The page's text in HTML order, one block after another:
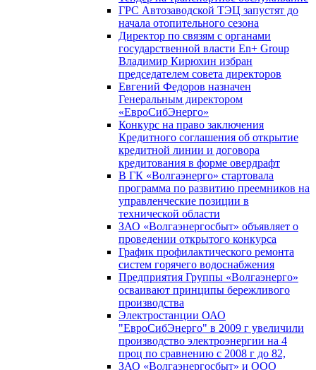
ГРС Автозаводской ТЭЦ запустят до
начала отопительного сезона
Директор по связям с органами
государственной власти En+ Group
Владимир Кирюхин избран
председателем совета директоров
Евгений Федоров назначен
Генеральным директором
«ЕвроСибЭнерго»
Конкурс на право заключения
Кредитного соглашения об открытие
кредитной линии и договора
кредитования в форме овердрафт
В ГК «Волгаэнерго» стартовала
программа по развитию преемников на
управленческие позиции в
технической области
ЗАО «Волгаэнергосбыт» объявляет о
проведении открытого конкурса
График профилактического ремонта
систем горячего водоснабжения
Предприятия Группы «Волгаэнерго»
осваивают принципы бережливого
производства
Электростанции ОАО
"ЕвроСибЭнерго" в 2009 г увеличили
производство электроэнергии на 4
проц по сравнению с 2008 г до 82,
ЗАО «Волгаэнергосбыт» и ООО